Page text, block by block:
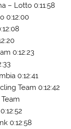
– Lotto 0:11:58
0:12:00
0:12:23
0:12:41
Team 0:12:42
0:12:58